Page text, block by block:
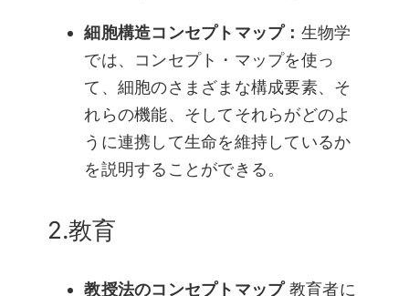
細胞構造コンセプトマップ： 生物学
では、コンセプト・マップを使っ
て、細胞のさまざまな構成要素、そ
れらの機能、そしてそれらがどのよ
うに連携して生命を維持しているか
を説明することができる。
2.教育
教授法のコンセプトマップ教育者に